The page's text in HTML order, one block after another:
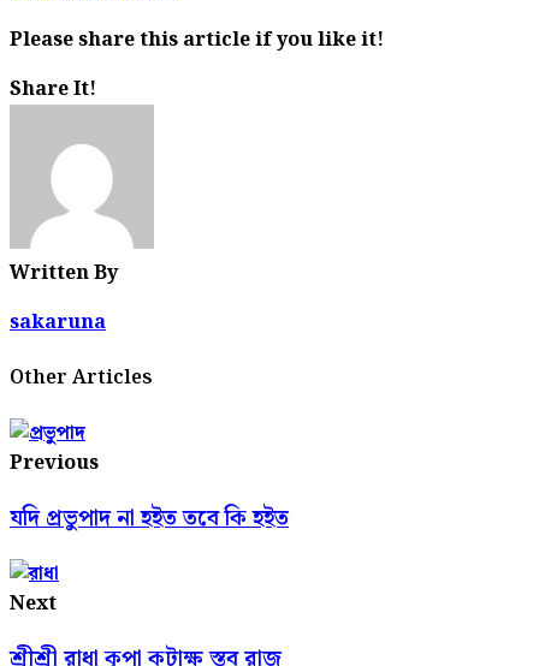
Please share this article if you like it!
Share It!
Written By
sakaruna
Other Articles
Previous
যদি প্রভুপাদ না হইত তবে কি হইত
Next
শ্রীশ্রী রাধা কৃপা কটাক্ষ স্তব রাজ